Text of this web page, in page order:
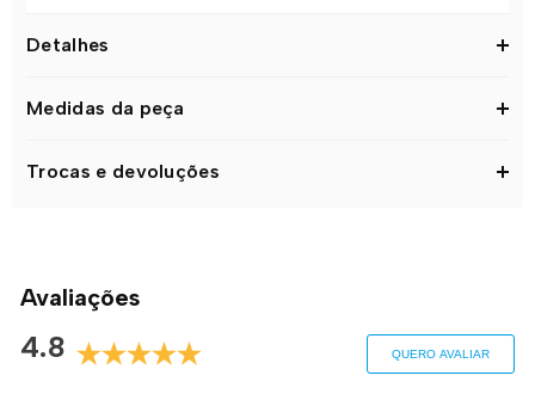
Detalhes
Medidas da peça
Trocas e devoluções
Avaliações
4.8 QUERO AVALIAR